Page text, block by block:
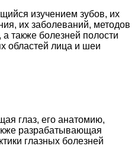
изучением зубов, их
их заболеваний, методов
также болезней полости
областей лица и шеи
глаз, его анатомию,
разрабатывающая
глазных болезней